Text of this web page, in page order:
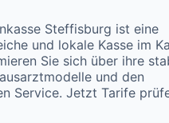
Steffisburg ist eine
und lokale Kasse im
Sie sich über ihre
und den
Service. Jetzt Tarife